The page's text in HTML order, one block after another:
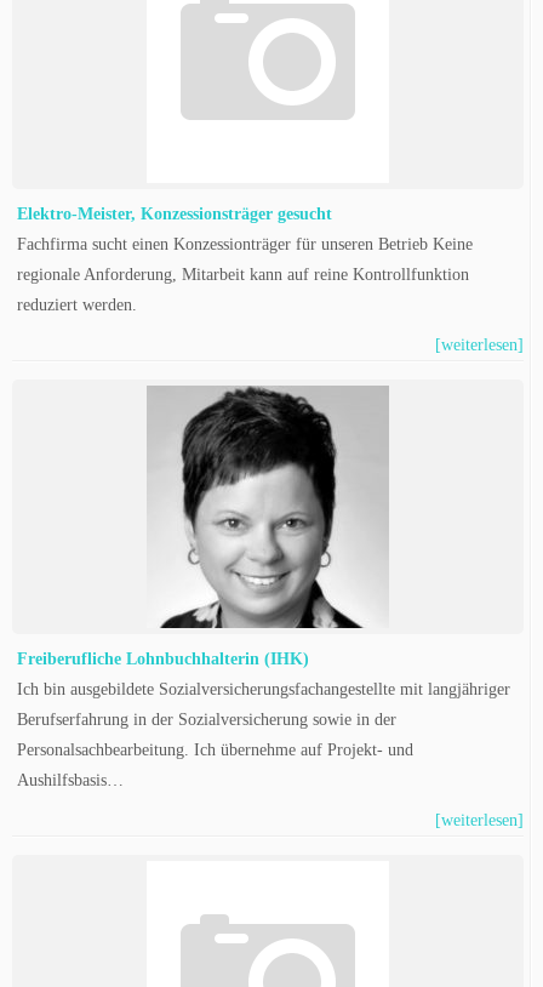
Elektro-Meister, Konzessionsträger gesucht
Fachfirma sucht einen Konzessionträger für unseren Betrieb Keine
regionale Anforderung, Mitarbeit kann auf reine Kontrollfunktion
reduziert werden.
[weiterlesen]
Freiberufliche Lohnbuchhalterin (IHK)
Ich bin ausgebildete Sozialversicherungsfachangestellte mit langjähriger
Berufserfahrung in der Sozialversicherung sowie in der
Personalsachbearbeitung. Ich übernehme auf Projekt- und
Aushilfsbasis…
[weiterlesen]